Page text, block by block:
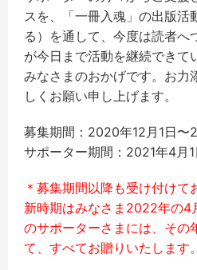
スを、「一冊入魂」の出版活
る）を通して、今度は読者へ
が今日まで活動を継続できて
みなさまのおかげです。お力
しくお願い申し上げます。
募集期間：2020年12月1日〜
サポーター期間：2021年4月
＊募集期間以降も受け付け
新時期はみなさま2022年の4
のサポーターさまには、その
て、すべてお贈りいたします。